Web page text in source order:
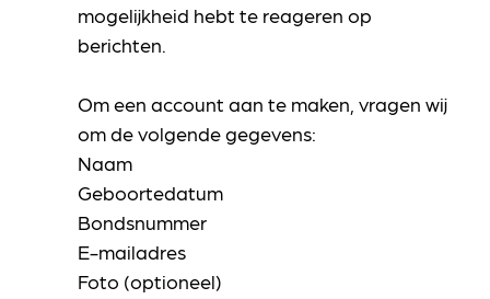
mogelijkheid hebt te reageren op
berichten.
Om een account aan te maken, vragen wij
om de volgende gegevens:
Naam
Geboortedatum
Bondsnummer
E-mailadres
Foto (optioneel)